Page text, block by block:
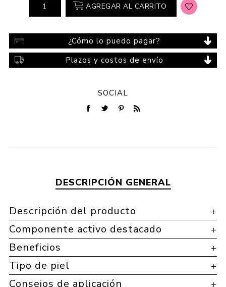
AGREGAR AL CARRITO
¿Cómo lo puedo pagar?
Plazos y costos de envío
SOCIAL
DESCRIPCIÓN GENERAL
Descripción del producto
Componente activo destacado
Beneficios
Tipo de piel
Consejos de aplicación